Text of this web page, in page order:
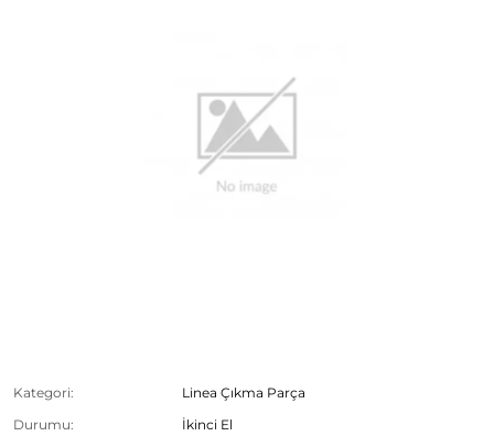
Kategori:
Linea Çıkma Parça
Durumu:
İkinci El